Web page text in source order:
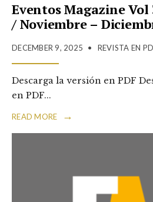
Eventos Magazine Vol
/ Noviembre –
DECEMBER 9, 2025 • REVISTA EN
Descarga la versión en PDF
en PDF...
READ MORE →